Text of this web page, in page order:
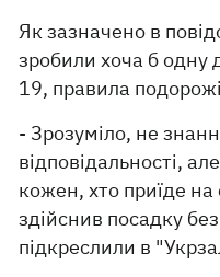
Як зазначено в
зробили хоча б одну
19, правила
- Зрозуміло, не
відповідальності,
кожен, хто приїде
здійснив посадку
підкреслили в